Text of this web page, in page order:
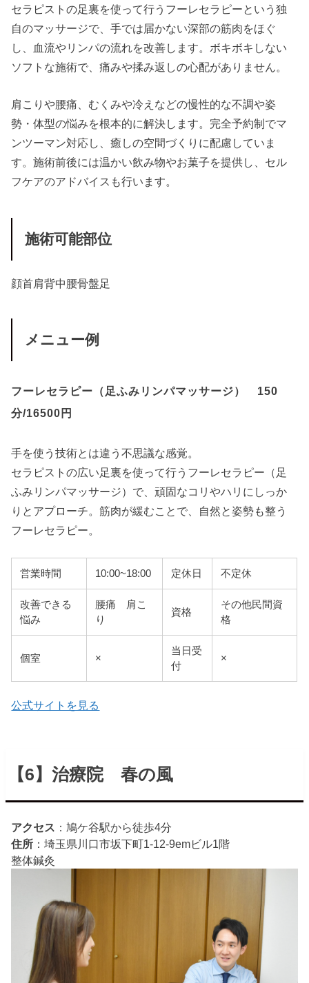
セラピストの足裏を使って行うフーレセラピーという独
自のマッサージで、手では届かない深部の筋肉をほぐ
し、血流やリンパの流れを改善します。ボキボキしない
ソフトな施術で、痛みや揉み返しの心配がありません。
肩こりや腰痛、むくみや冷えなどの慢性的な不調や姿
勢・体型の悩みを根本的に解決します。完全予約制でマ
ンツーマン対応し、癒しの空間づくりに配慮していま
す。施術前後には温かい飲み物やお菓子を提供し、セル
フケアのアドバイスも行います。
施術可能部位
顔首肩背中腰骨盤足
メニュー例
フーレセラピー（足ふみリンパマッサージ） 150
分/16500円
手を使う技術とは違う不思議な感覚。
セラピストの広い足裏を使って行うフーレセラピー（足
ふみリンパマッサージ）で、頑固なコリやハリにしっか
りとアプローチ。筋肉が緩むことで、自然と姿勢も整う
フーレセラピー。
営業時間 10:00~18:00 定休日 不定休
改善できる
悩み
腰痛 肩こ
り
資格
その他民間資
格
個室 ×
当日受
付
×
公式サイトを見る
【6】治療院 春の風
アクセス ：鳩ケ谷駅から徒歩4分
住所 ：埼玉県川口市坂下町1-12-9emビル1階
整体鍼灸